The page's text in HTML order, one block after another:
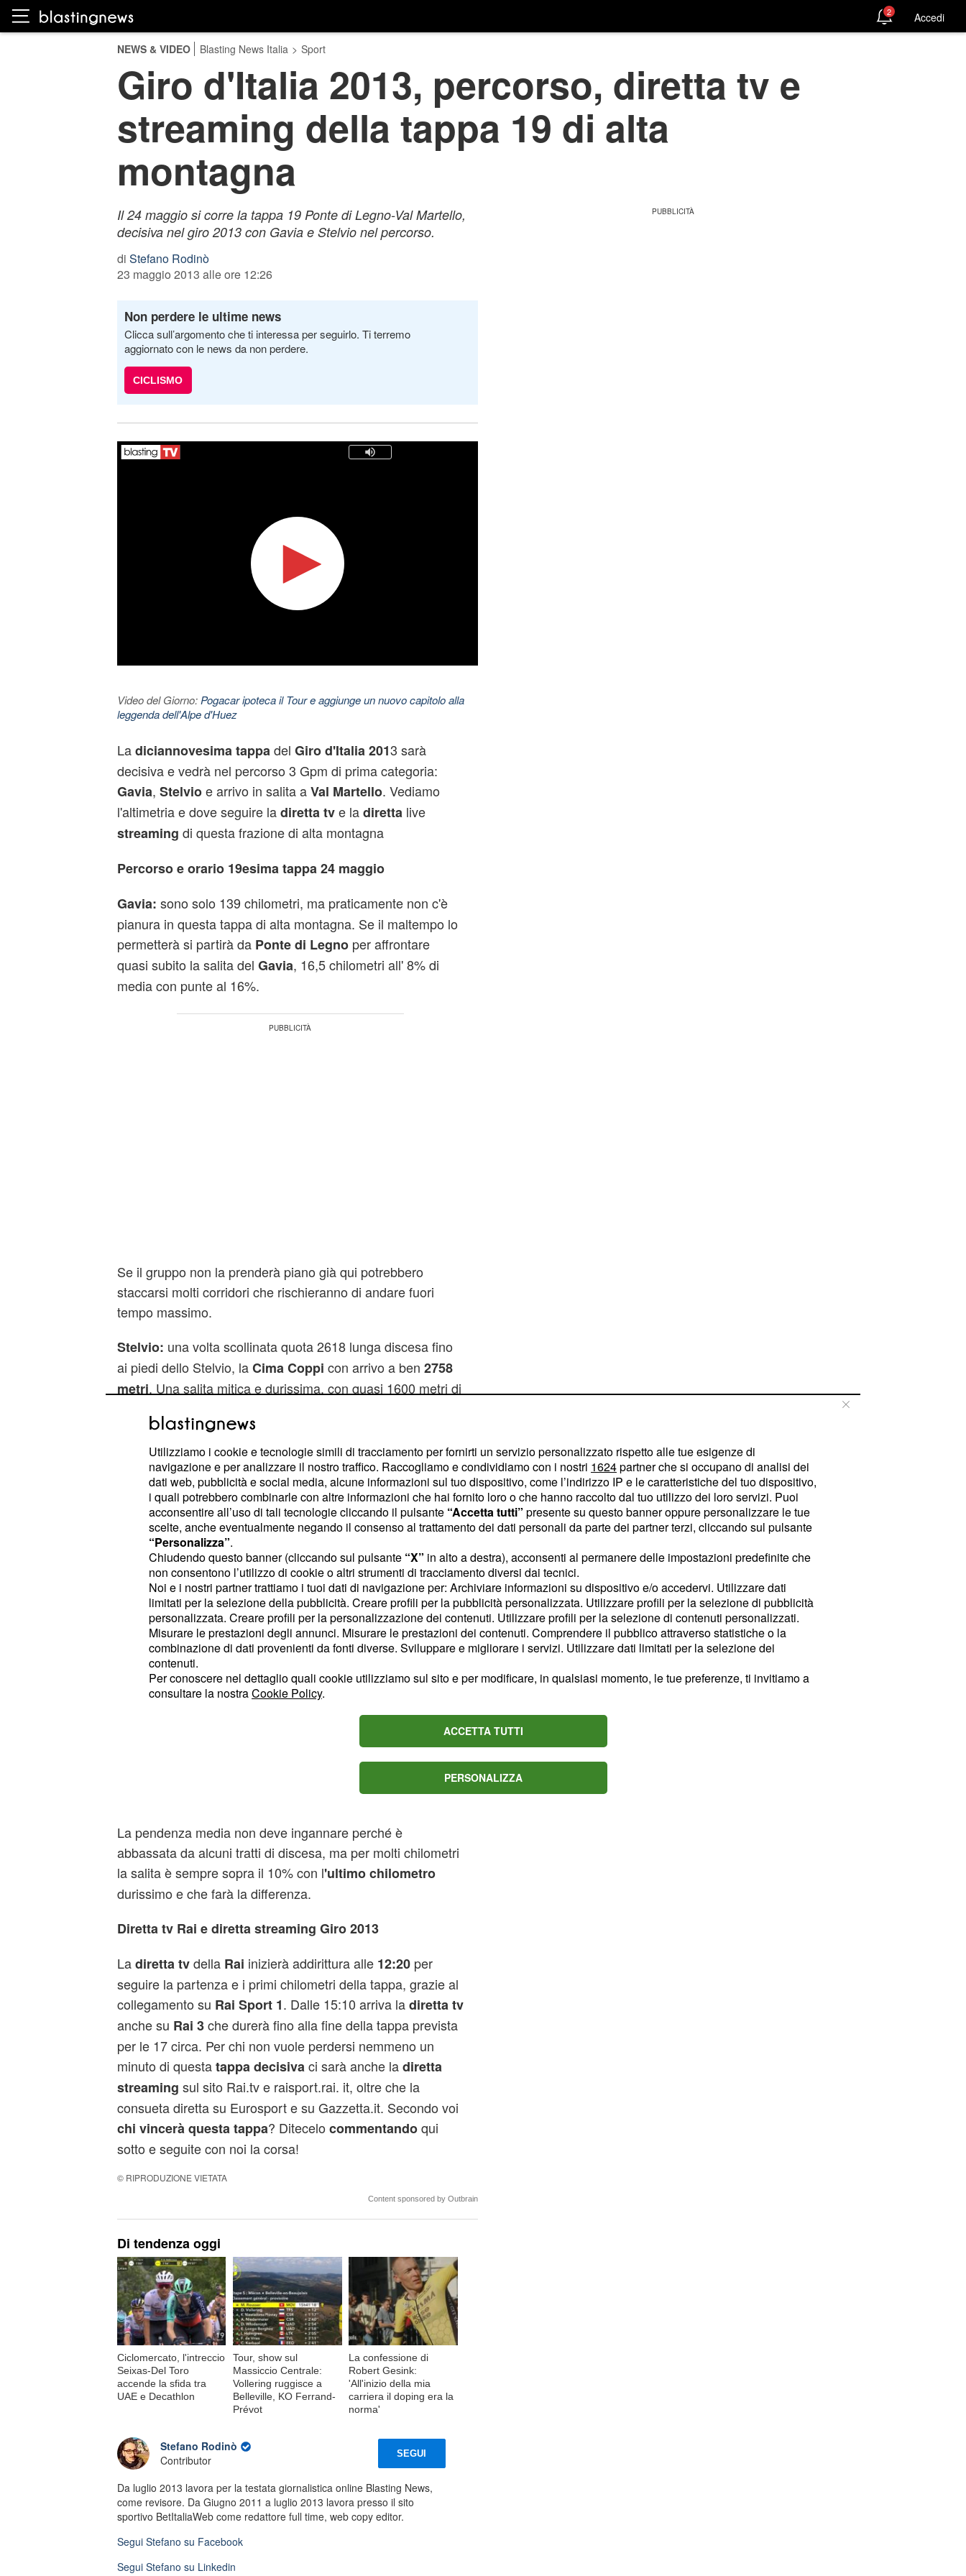
2 Accedi
NEWS & VIDEO Blasting News Italia > Sport
Giro d'Italia 2013, percorso, diretta tv e
streaming della tappa 19 di alta
montagna
Il 24 maggio si corre la tappa 19 Ponte di Legno-Val Martello,
decisiva nel giro 2013 con Gavia e Stelvio nel percorso.
di Stefano Rodinò
23 maggio 2013 alle ore 12:26
Non perdere le ultime news
Clicca sull’argomento che ti interessa per seguirlo. Ti terremo
aggiornato con le news da non perdere.
CICLISMO
Video del Giorno: Pogacar ipoteca il Tour e aggiunge un nuovo capitolo alla
leggenda dell'Alpe d'Huez
Ladiciannovesima tappa del Giro d'Italia 2013 sarà
decisiva e vedrà nel percorso 3 Gpm di prima categoria:
Gavia, Stelvioe arrivo in salita aVal Martello. Vediamo
l'altimetria e dove seguire ladiretta tve ladiretta live
streaming di questa frazione di alta montagna
Percorso e orario 19esima tappa 24 maggio
Gavia: sono solo 139 chilometri, ma praticamente non c'è
pianura in questa tappa di alta montagna. Se il maltempo lo
permetterà si partirà da Ponte di Legnoper affrontare
quasi subito la salita del Gavia, 16,5 chilometri all' 8% di
media con punte al 16%.
Se il gruppo non la prenderà piano già qui potrebbero
staccarsi molti corridori che rischieranno di andare fuori
tempo massimo.
Stelvio: una volta scollinata quota 2618 lunga discesa fino
ai piedi dello Stelvio, laCima Coppi con arrivo a ben 2758
metri. Una salita mitica e durissima, con quasi 1600 metri di
pendenza media del 7% e massima del 12%.
Val Martello:dopo la lunga discesa dello Stelvio c saranno
circa 18 chilometri di falsopiano che porteranno all'ultima
asperità di giornata che potrebbe esserdecisivaper la
tappae per ilGiro 2013. E' Val Martello,22 chilometridi
salita con pendenze medie del 6,4 e picchi al 14%.
La pendenza media non deve ingannare perché è
abbassata da alcuni tratti di discesa, ma per molti chilometri
la salita è sempre sopra il 10% con l'ultimo chilometro
durissimo e che farà la differenza.
Diretta tv Rai e diretta streaming Giro 2013
Ladiretta tvdella Rai inizierà addirittura alle 12:20per
seguire la partenza e i primi chilometri della tappa, grazie al
collegamento su Rai Sport 1. Dalle 15:10 arriva ladiretta tv
anche su Rai 3che durerà fino alla fine della tappa prevista
per le 17 circa. Per chi non vuole perdersi nemmeno un
minuto di questatappa decisiva ci sarà anche ladiretta
streaming sul sito Rai.tv e raisport.rai. it, oltre che la
consueta diretta su Eurosport e su Gazzetta.it. Secondo voi
chi vincerà questa tappa? Ditecelo commentandoqui
sotto e seguite con noi la corsa!
© RIPRODUZIONE VIETATA
Content sponsored by Outbrain
Di tendenza oggi
Ciclomercato, l'intreccio
Seixas-Del Toro
accende la sfida tra
UAE e Decathlon
Tour, show sul
Massiccio Centrale:
Vollering ruggisce a
Belleville, KO Ferrand-
Prévot
La confessione di
Robert Gesink:
'All'inizio della mia
carriera il doping era la
norma'
Stefano Rodinò
Contributor
SEGUI
Da luglio 2013 lavora per la testata giornalistica online Blasting News,
come revisore. Da Giugno 2011 a luglio 2013 lavora presso il sito
sportivo BetItaliaWeb come redattore full time, web copy editor.
Segui Stefano su Facebook
Segui Stefano su Linkedin
Utilizziamo i cookie e tecnologie simili di tracciamento per fornirti un servizio personalizzato rispetto alle tue esigenze di
navigazione e per analizzare il nostro traffico. Raccogliamo e condividiamo con i nostri 1624partner che si occupano di analisi dei
dati web, pubblicità e social media, alcune informazioni sul tuo dispositivo, come l’indirizzo IP e le caratteristiche del tuo dispositivo,
i quali potrebbero combinarle con altre informazioni che hai fornito loro o che hanno raccolto dal tuo utilizzo dei loro servizi. Puoi
acconsentire all’uso di tali tecnologie cliccando il pulsante “Accetta tutti” presente su questo banner oppure personalizzare le tue
scelte, anche eventualmente negando il consenso al trattamento dei dati personali da parte dei partner terzi, cliccando sul pulsante
“Personalizza”.
Chiudendo questo banner (cliccando sul pulsante “X” in alto a destra), acconsenti al permanere delle impostazioni predefinite che
non consentono l’utilizzo di cookie o altri strumenti di tracciamento diversi dai tecnici.
Noi e i nostri partner trattiamo i tuoi dati di navigazione per: Archiviare informazioni su dispositivo e/o accedervi. Utilizzare dati
limitati per la selezione della pubblicità. Creare profili per la pubblicità personalizzata. Utilizzare profili per la selezione di pubblicità
personalizzata. Creare profili per la personalizzazione dei contenuti. Utilizzare profili per la selezione di contenuti personalizzati.
Misurare le prestazioni degli annunci. Misurare le prestazioni dei contenuti. Comprendere il pubblico attraverso statistiche o la
combinazione di dati provenienti da fonti diverse. Sviluppare e migliorare i servizi. Utilizzare dati limitati per la selezione dei
contenuti.
Per conoscere nel dettaglio quali cookie utilizziamo sul sito e per modificare, in qualsiasi momento, le tue preferenze, ti invitiamo a
consultare la nostraCookie Policy.
ACCETTA TUTTI
PERSONALIZZA